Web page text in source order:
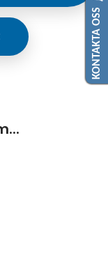
KONTAKTA OSS